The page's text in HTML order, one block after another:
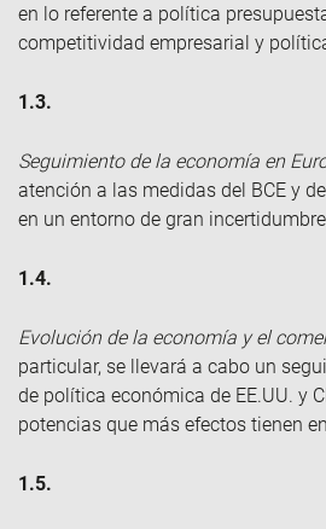
en lo referente a política
competitividad empresarial y
1.3.
Seguimiento de la economía en
atención a las medidas del BCE y
en un entorno de gran
1.4.
Evolución de la economía y el
particular, se llevará a cabo un
de política económica de EE.UU. y
potencias que más efectos tienen
1.5.